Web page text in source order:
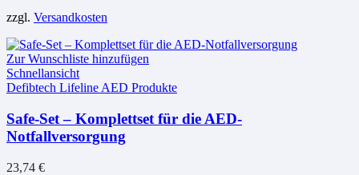
zzgl. Versandkosten
Zur Wunschliste hinzufügen
Schnellansicht
Defibtech Lifeline AED Produkte
Safe-Set – Komplettset für die AED-
Notfallversorgung
23,74 €